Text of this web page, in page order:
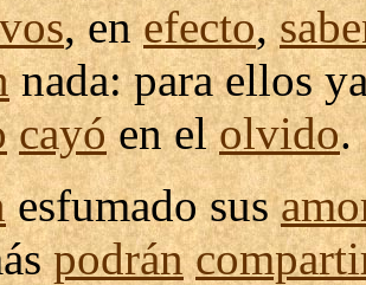
, enefecto,
nada: para ellos
cayóen elolvido.
esfumadosus
podrán